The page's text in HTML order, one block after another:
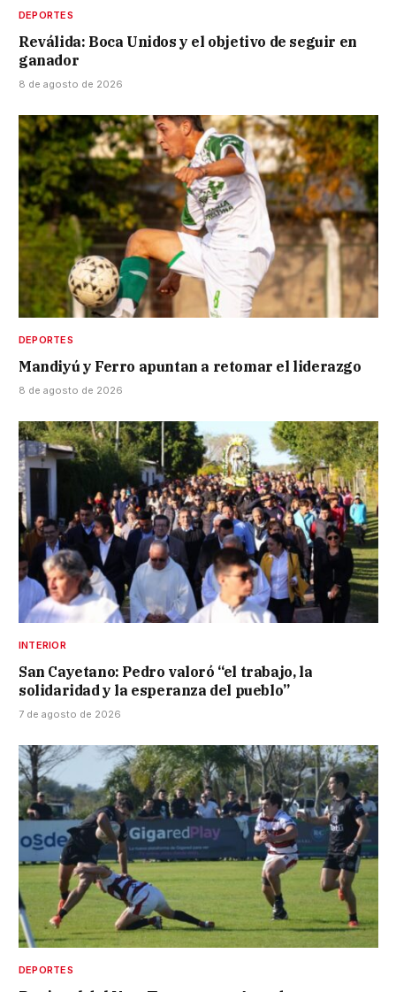
DEPORTES
Reválida: Boca Unidos y el objetivo de seguir en
ganador
8 de agosto de 2026
DEPORTES
Mandiyú y Ferro apuntan a retomar el liderazgo
8 de agosto de 2026
INTERIOR
San Cayetano: Pedro valoró “el trabajo, la
solidaridad y la esperanza del pueblo”
7 de agosto de 2026
DEPORTES